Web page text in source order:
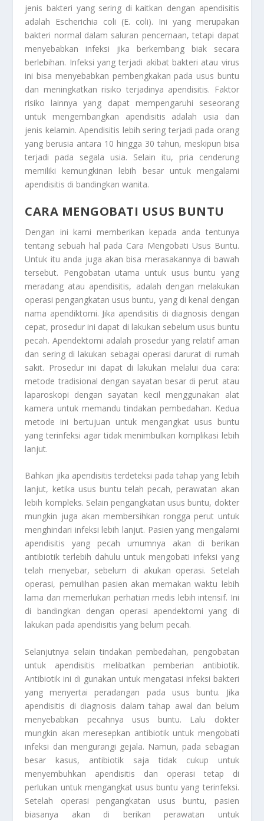
jenis bakteri yang sering di kaitkan dengan apendisitis
adalah Escherichia coli (E. coli). Ini yang merupakan
bakteri normal dalam saluran pencernaan, tetapi dapat
menyebabkan infeksi jika berkembang biak secara
berlebihan. Infeksi yang terjadi akibat bakteri atau virus
ini bisa menyebabkan pembengkakan pada usus buntu
dan meningkatkan risiko terjadinya apendisitis. Faktor
risiko lainnya yang dapat mempengaruhi seseorang
untuk mengembangkan apendisitis adalah usia dan
jenis kelamin. Apendisitis lebih sering terjadi pada orang
yang berusia antara 10 hingga 30 tahun, meskipun bisa
terjadi pada segala usia. Selain itu, pria cenderung
memiliki kemungkinan lebih besar untuk mengalami
apendisitis di bandingkan wanita.
CARA MENGOBATI USUS BUNTU
Dengan ini kami memberikan kepada anda tentunya
tentang sebuah hal pada Cara Mengobati Usus Buntu.
Untuk itu anda juga akan bisa merasakannya di bawah
tersebut. Pengobatan utama untuk usus buntu yang
meradang atau apendisitis, adalah dengan melakukan
operasi pengangkatan usus buntu, yang di kenal dengan
nama apendiktomi. Jika apendisitis di diagnosis dengan
cepat, prosedur ini dapat di lakukan sebelum usus buntu
pecah. Apendektomi adalah prosedur yang relatif aman
dan sering di lakukan sebagai operasi darurat di rumah
sakit. Prosedur ini dapat di lakukan melalui dua cara:
metode tradisional dengan sayatan besar di perut atau
laparoskopi dengan sayatan kecil menggunakan alat
kamera untuk memandu tindakan pembedahan. Kedua
metode ini bertujuan untuk mengangkat usus buntu
yang terinfeksi agar tidak menimbulkan komplikasi lebih
lanjut.
Bahkan jika apendisitis terdeteksi pada tahap yang lebih
lanjut, ketika usus buntu telah pecah, perawatan akan
lebih kompleks. Selain pengangkatan usus buntu, dokter
mungkin juga akan membersihkan rongga perut untuk
menghindari infeksi lebih lanjut. Pasien yang mengalami
apendisitis yang pecah umumnya akan di berikan
antibiotik terlebih dahulu untuk mengobati infeksi yang
telah menyebar, sebelum di akukan operasi. Setelah
operasi, pemulihan pasien akan memakan waktu lebih
lama dan memerlukan perhatian medis lebih intensif. Ini
di bandingkan dengan operasi apendektomi yang di
lakukan pada apendisitis yang belum pecah.
Selanjutnya selain tindakan pembedahan, pengobatan
untuk apendisitis melibatkan pemberian antibiotik.
Antibiotik ini di gunakan untuk mengatasi infeksi bakteri
yang menyertai peradangan pada usus buntu. Jika
apendisitis di diagnosis dalam tahap awal dan belum
menyebabkan pecahnya usus buntu. Lalu dokter
mungkin akan meresepkan antibiotik untuk mengobati
infeksi dan mengurangi gejala. Namun, pada sebagian
besar kasus, antibiotik saja tidak cukup untuk
menyembuhkan apendisitis dan operasi tetap di
perlukan untuk mengangkat usus buntu yang terinfeksi.
Setelah operasi pengangkatan usus buntu, pasien
biasanya akan di berikan perawatan untuk